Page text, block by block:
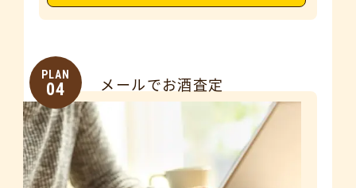
PLAN
04 メールでお酒査定